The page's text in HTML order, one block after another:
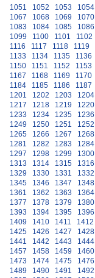
1051
1052 1053 1054
1067
1068 1069 1070
1083
1084 1085 1086
1099
1100 1101 1102
1116
1117 1118 1119
1133
1134 1135 1136
1150
1151 1152 1153
1167
1168 1169 1170
1184
1185 1186 1187
1201
1202 1203 1204
1217
1218 1219 1220
1233
1234 1235 1236
1249
1250 1251 1252
1265
1266 1267 1268
1281
1282 1283 1284
1297
1298 1299 1300
1313
1314 1315 1316
1329
1330 1331 1332
1345
1346 1347 1348
1361
1362 1363 1364
1377
1378 1379 1380
1393
1394 1395 1396
1409
1410 1411 1412
1425
1426 1427 1428
1441
1442 1443 1444
1457
1458 1459 1460
1473
1474 1475 1476
1489
1490 1491 1492